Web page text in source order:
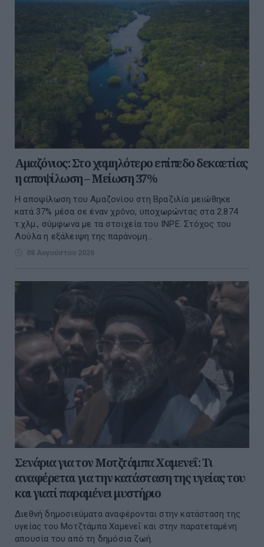
Αμαζόνιος: Στο χαμηλότερο επίπεδο δεκαετίας
η αποψίλωση – Μείωση 37%
Η αποψίλωση του Αμαζονίου στη Βραζιλία μειώθηκε
κατά 37% μέσα σε έναν χρόνο, υποχωρώντας στα 2.874
τ.χλμ., σύμφωνα με τα στοιχεία του INPE. Στόχος του
Λούλα η εξάλειψη της παράνομη...
08 Αυγούστου 2026
Σενάρια για τον Μοτζτάμπα Χαμενεΐ: Τι
αναφέρεται για την κατάσταση της υγείας του
και γιατί παραμένει μυστήριο
Διεθνή δημοσιεύματα αναφέρονται στην κατάσταση της
υγείας του Μοτζτάμπα Χαμενεΐ και στην παρατεταμένη
απουσία του από τη δημόσια ζωή.